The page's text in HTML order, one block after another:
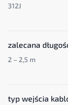
312J
zalecana
2 – 2,5 m
typ wejścia